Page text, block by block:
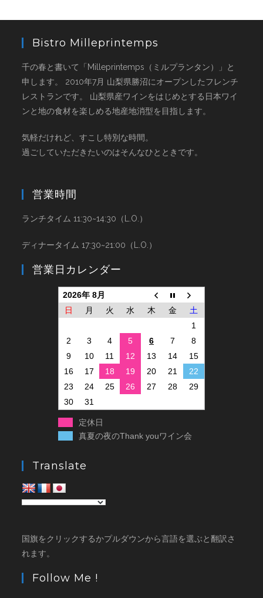
Bistro Milleprintemps
千の春と書いて「Milleprintemps（ミルプランタン）」と
申します。 2010年7月 山梨県勝沼にオープンしたフレンチ
レストランです。 山梨県産ワインをはじめとする日本ワイ
ンと地の食材を楽しめる地産地消型を目指します。
気軽だけれど、すこし特別な時間。
過ごしていただきたいのはそんなひとときです。
営業時間
ランチタイム 11:30~14:30（L.O.）
ディナータイム 17:30~21:00（L.O.）
営業日カレンダー
2026年 8月
日
月 火 水 木 金
土
1
2
3 4 5 6 7
8
9
10 11 12 13 14
15
16
17 18 19 20 21
22
23
24 25 26 27 28
29
30
31
定休日
真夏の夜のThank youワイン会
Translate
国旗をクリックするかプルダウンから言語を選ぶと翻訳さ
れます。
Follow Me !